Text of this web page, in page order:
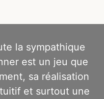
la sympathique
est un jeu que
sa réalisation
et surtout une